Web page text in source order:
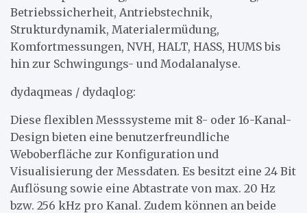
Betriebssicherheit, Antriebstechnik,
Strukturdynamik, Materialermüdung,
Komfortmessungen, NVH, HALT, HASS, HUMS bis
hin zur Schwingungs- und Modalanalyse.
dydaqmeas / dydaqlog:
Diese flexiblen Messsysteme mit 8- oder 16-Kanal-
Design bieten eine benutzerfreundliche
Weboberfläche zur Konfiguration und
Visualisierung der Messdaten. Es besitzt eine 24 Bit
Auflösung sowie eine Abtastrate von max. 20 Hz
bzw. 256 kHz pro Kanal. Zudem können an beide